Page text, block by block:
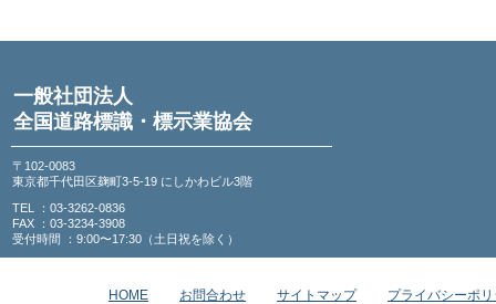
一般社団法人
全国道路標識・標示業協会
〒102-0083
東京都千代田区麹町3-5-19 にしかわビル3階
TEL ：03-3262-0836
FAX ：03-3234-3908
受付時間 ：9:00〜17:30（土日祝を除く）
HOME お問合わせ サイトマップ プライバシーポ